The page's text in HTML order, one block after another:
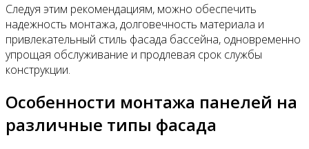
Следуя этим рекомендациям, можно обеспечить
надежность монтажа, долговечность материала и
привлекательный стиль фасада бассейна, одновременно
упрощая обслуживание и продлевая срок службы
конструкции.
Особенности монтажа панелей на
различные типы фасада